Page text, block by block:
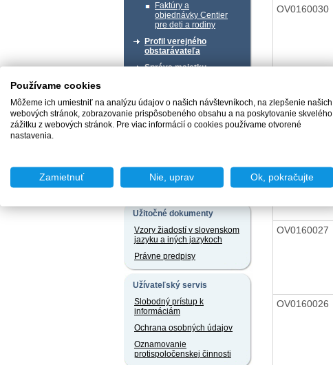
Faktúry a
objednávky Centier
pre deti a rodiny
Profil verejného
obstarávateľa
Správa majetku
Chcem podať podnet
Užitočné dokumenty
Vzory žiadostí v slovenskom
jazyku a iných jazykoch
Právne predpisy
Užívateľský servis
Slobodný prístup k
informáciám
Ochrana osobných údajov
Oznamovanie
protispoločenskej činnosti
OV0160030
OV0160027
OV0160026
Používame cookies
Môžeme ich umiestniť na analýzu údajov o našich návštevníkoch, na zlepšenie našich
webových stránok, zobrazovanie prispôsobeného obsahu a na poskytovanie skvelého
zážitku z webových stránok. Pre viac informácií o cookies používame otvorené
nastavenia.
Zamietnuť Nie, uprav Ok, pokračujte